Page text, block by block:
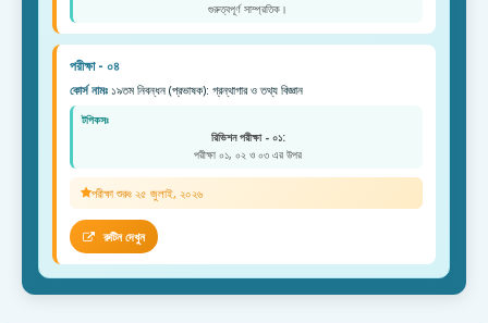
গুরুত্বপূর্ণ সাম্প্রতিক।
পরীক্ষা - ০৪
কোর্স নামঃ ১৯তম নিবন্ধন (প্রভাষক): গ্রন্থাগার ও তথ্য বিজ্ঞান
টপিকসঃ
রিভিশন পরীক্ষা - ০১:
পরীক্ষা ০১, ০২ ও ০৩ এর উপর
পরীক্ষা শুরুঃ ২৫ জুলাই, ২০২৬
রুটিন দেখুন